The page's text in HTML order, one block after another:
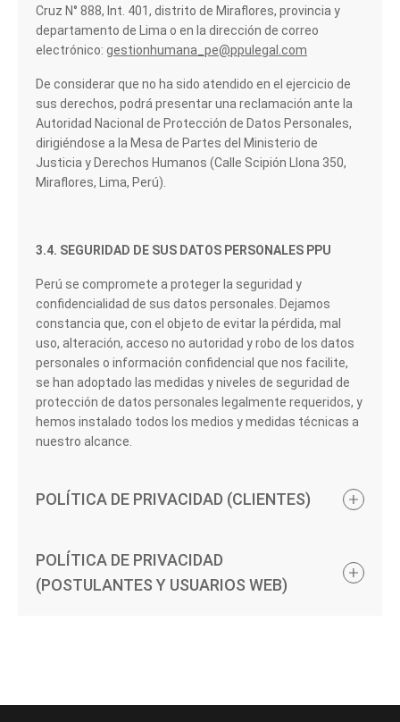
Cruz N° 888, Int. 401, distrito de Miraflores, provincia y
departamento de Lima o en la dirección de correo
electrónico: gestionhumana_pe@ppulegal.com
De considerar que no ha sido atendido en el ejercicio de
sus derechos, podrá presentar una reclamación ante la
Autoridad Nacional de Protección de Datos Personales,
dirigiéndose a la Mesa de Partes del Ministerio de
Justicia y Derechos Humanos (Calle Scipión Llona 350,
Miraflores, Lima, Perú).
3.4. SEGURIDAD DE SUS DATOS PERSONALES PPU
Perú se compromete a proteger la seguridad y
confidencialidad de sus datos personales. Dejamos
constancia que, con el objeto de evitar la pérdida, mal
uso, alteración, acceso no autoridad y robo de los datos
personales o información confidencial que nos facilite,
se han adoptado las medidas y niveles de seguridad de
protección de datos personales legalmente requeridos, y
hemos instalado todos los medios y medidas técnicas a
nuestro alcance.
POLÍTICA DE PRIVACIDAD (CLIENTES)
POLÍTICA DE PRIVACIDAD
(POSTULANTES Y USUARIOS WEB)